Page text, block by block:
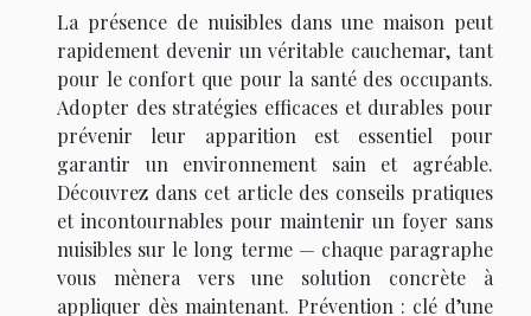
La présence de nuisibles dans une maison peut
rapidement devenir un véritable cauchemar, tant
pour le confort que pour la santé des occupants.
Adopter des stratégies efficaces et durables pour
prévenir leur apparition est essentiel pour
garantir un environnement sain et agréable.
Découvrez dans cet article des conseils pratiques
et incontournables pour maintenir un foyer sans
nuisibles sur le long terme — chaque paragraphe
vous mènera vers une solution concrète à
appliquer dès maintenant. Prévention : clé d’une